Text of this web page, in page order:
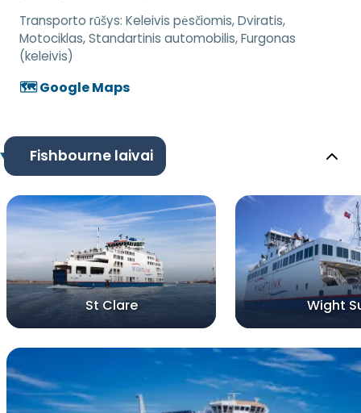
Transporto rūšys: Keleivis pėsčiomis, Dviratis,
Motociklas, Standartinis automobilis, Furgonas
(keleivis)
🗺️ Google Maps
Fishbourne laivai
St Clare Wight